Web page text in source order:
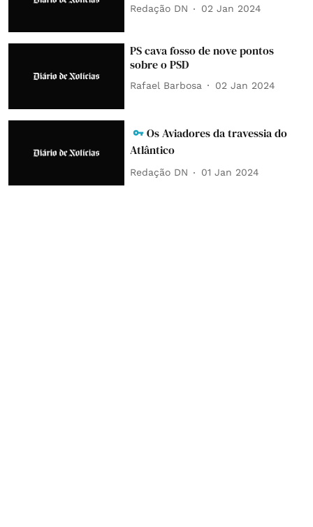
Redação DN 02 Jan 2024
PS cava fosso de nove pontos
sobre o PSD
Rafael Barbosa 02 Jan 2024
Os Aviadores da travessia do
Atlântico
Redação DN 01 Jan 2024